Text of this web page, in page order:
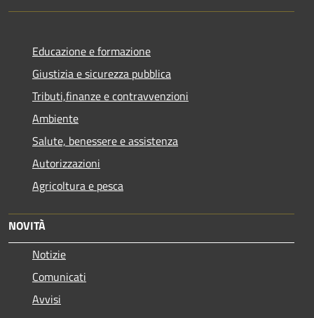
Educazione e formazione
Giustizia e sicurezza pubblica
Tributi,finanze e contravvenzioni
Ambiente
Salute, benessere e assistenza
Autorizzazioni
Agricoltura e pesca
NOVITÀ
Notizie
Comunicati
Avvisi